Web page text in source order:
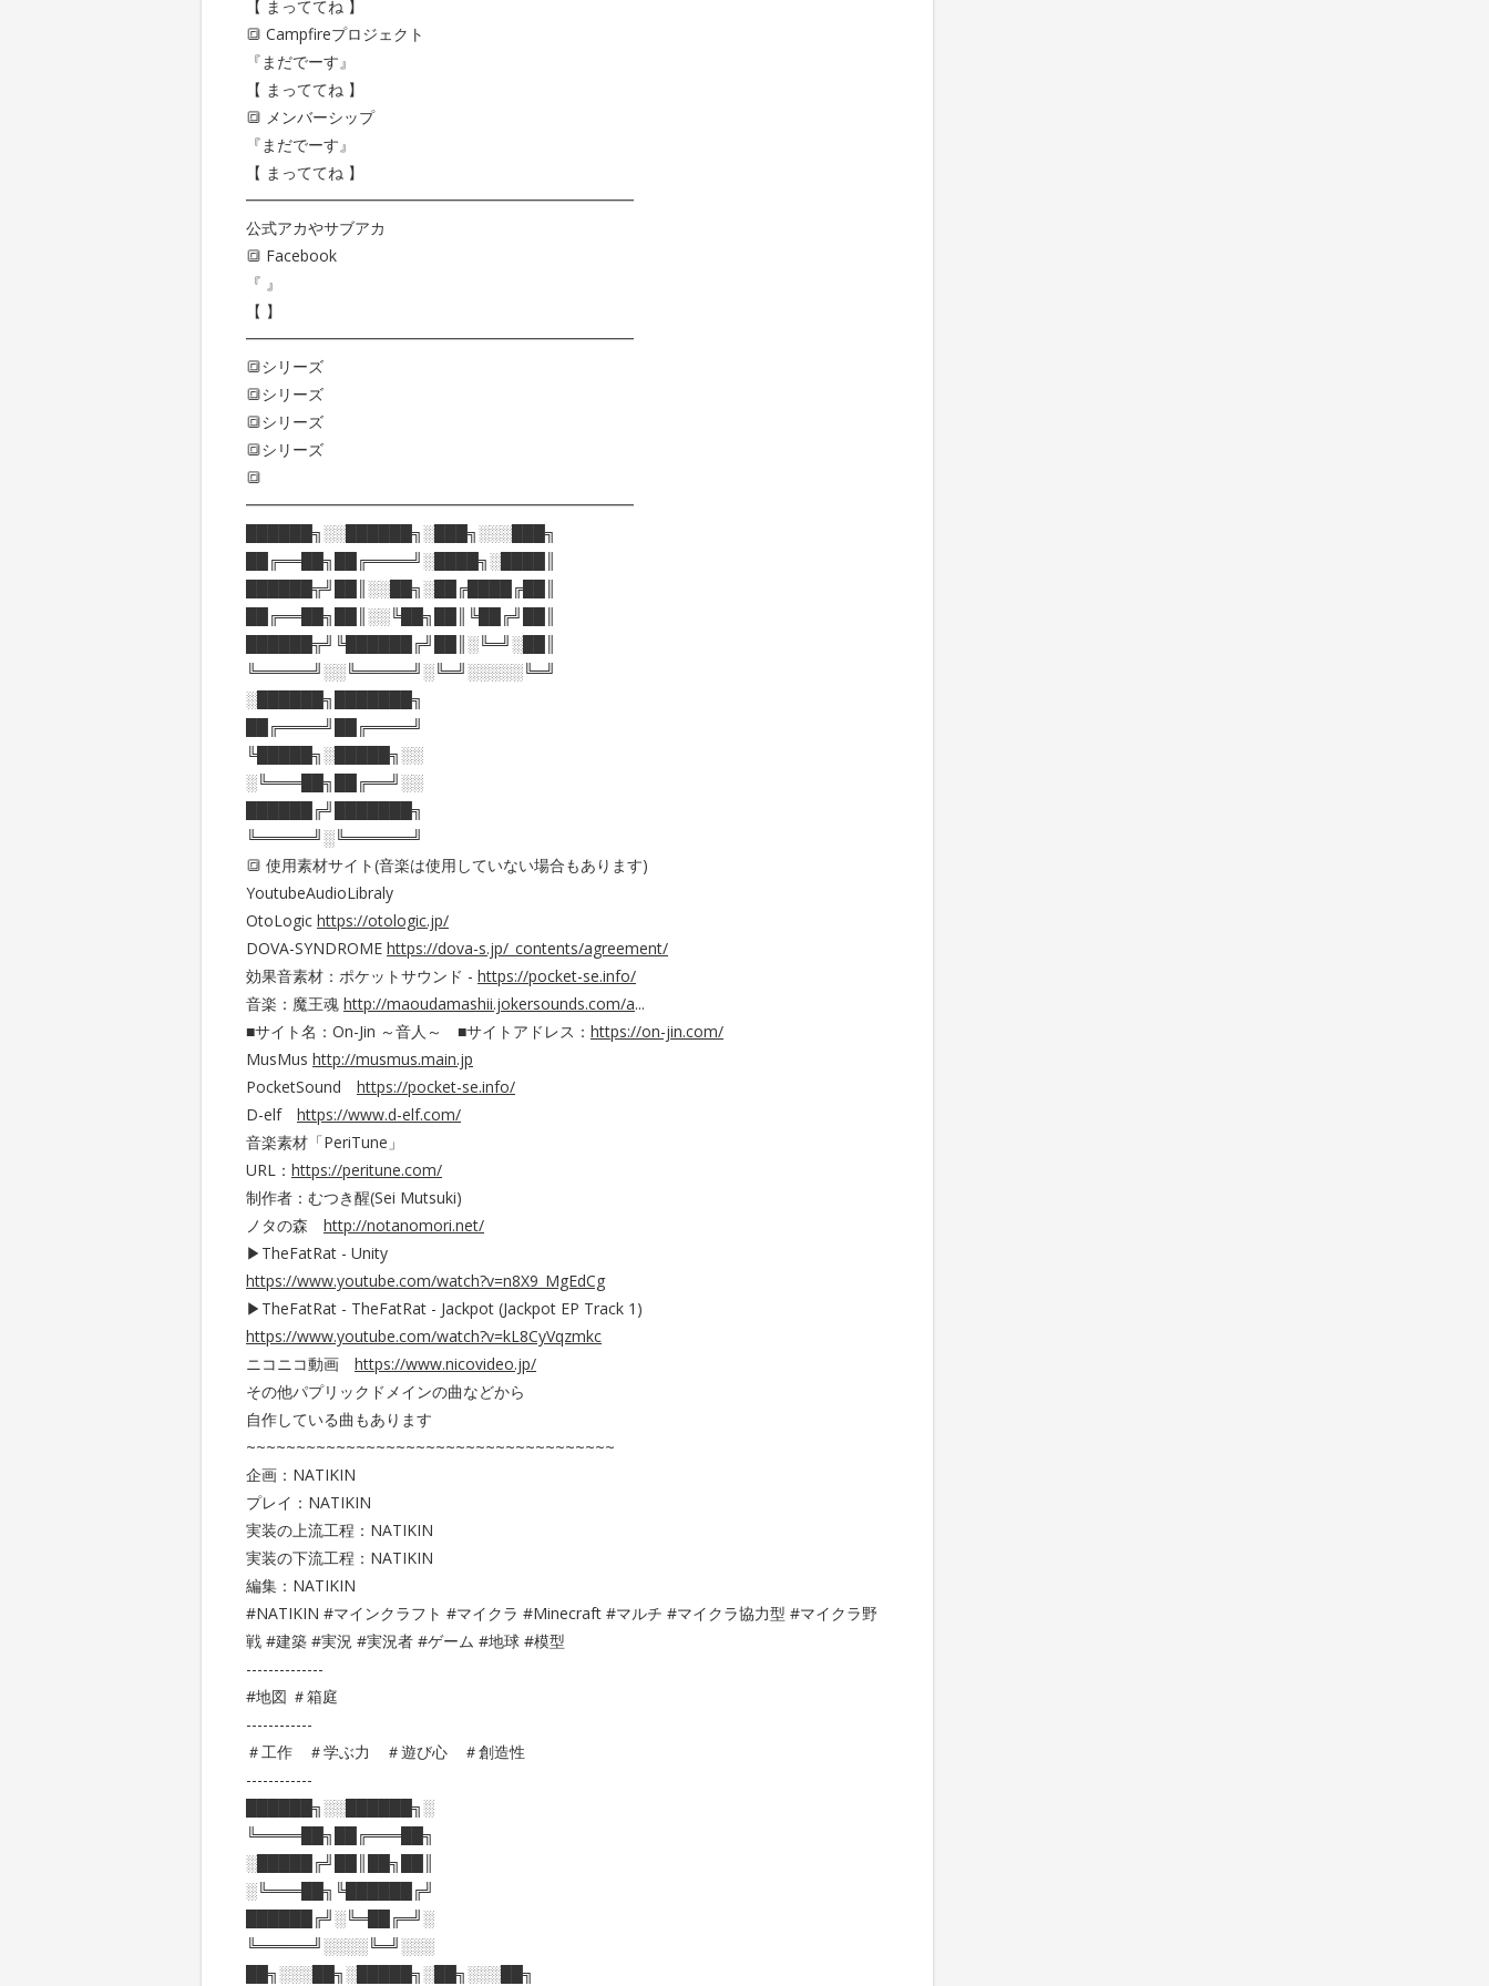
【 まっててね 】
🔳 Campfireプロジェクト
『まだでーす』
【 まっててね 】
🔳 メンバーシップ
『まだでーす』
【 まっててね 】
━━━━━━━━━━━━━━━━━━━━━━━━━
公式アカやサブアカ
🔳 Facebook
『 』
【 】
━━━━━━━━━━━━━━━━━━━━━━━━━
🔳シリーズ
🔳シリーズ
🔳シリーズ
🔳シリーズ
🔳
━━━━━━━━━━━━━━━━━━━━━━━━━
██████╗░░██████╗░███╗░░░███╗
██╔══██╗██╔════╝░████╗░████║
██████╦╝██║░░██╗░██╔████╔██║
██╔══██╗██║░░╚██╗██║╚██╔╝██║
██████╦╝╚██████╔╝██║░╚═╝░██║
╚═════╝░░╚═════╝░╚═╝░░░░░╚═╝
░██████╗███████╗
██╔════╝██╔════╝
╚█████╗░█████╗░░
░╚═══██╗██╔══╝░░
██████╔╝███████╗
╚═════╝░╚══════╝
🔳 使用素材サイト(音楽は使用していない場合もあります)
YoutubeAudioLibraly
OtoLogic https://otologic.jp/
DOVA-SYNDROME https://dova-s.jp/_contents/agreement/
効果音素材：ポケットサウンド - https://pocket-se.info/
音楽：魔王魂 http://maoudamashii.jokersounds.com/a...
■サイト名：On-Jin ～音人～ ■サイトアドレス： https://on-jin.com/
MusMus http://musmus.main.jp
PocketSound https://pocket-se.info/
D-elf https://www.d-elf.com/
音楽素材「PeriTune」
URL： https://peritune.com/
制作者：むつき醒(Sei Mutsuki)
ノタの森 http://notanomori.net/
▶TheFatRat - Unityゟ
https://www.youtube.com/watch?v=n8X9_MgEdCg
▶TheFatRat - TheFatRat - Jackpot (Jackpot EP Track 1)ゟ
https://www.youtube.com/watch?v=kL8CyVqzmkc
ニコニコ動画 https://www.nicovideo.jp/
その他パプリックドメインの曲などから
自作している曲もあります
~~~~~~~~~~~~~~~~~~~~~~~~~~~~~~~~~~~~~
企画：NATIKIN
プレイ：NATIKIN
実装の上流工程：NATIKIN
実装の下流工程：NATIKIN
編集：NATIKIN
#NATIKIN #マインクラフト #マイクラ #Minecraft #マルチ #マイクラ協力型 #マイクラ野
戦 #建築 #実況 #実況者 #ゲーム #地球 #模型
--------------
#地図 ＃箱庭
------------
＃工作 ＃学ぶ力 ＃遊び心 ＃創造性
------------
██████╗░░██████╗░
╚════██╗██╔═══██╗
░█████╔╝██║██╗██║
░╚═══██╗╚██████╔╝
██████╔╝░╚═██╔═╝░
╚═════╝░░░░╚═╝░░░
██╗░░░██╗░█████╗░██╗░░░██╗